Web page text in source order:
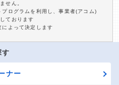
せん。
ログラムを利用し、事業者(アコム)
ております
よって決定します
す
ナー